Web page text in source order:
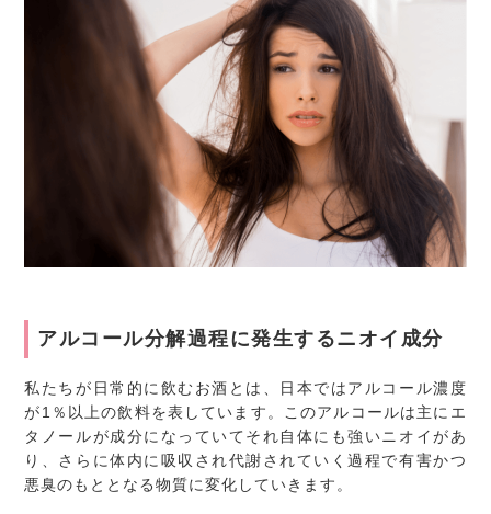
アルコール分解過程に発生するニオイ成分
私たちが日常的に飲むお酒とは、日本ではアルコール濃度
が1％以上の飲料を表しています。このアルコールは主にエ
タノールが成分になっていてそれ自体にも強いニオイがあ
り、さらに体内に吸収され代謝されていく過程で有害かつ
悪臭のもととなる物質に変化していきます。